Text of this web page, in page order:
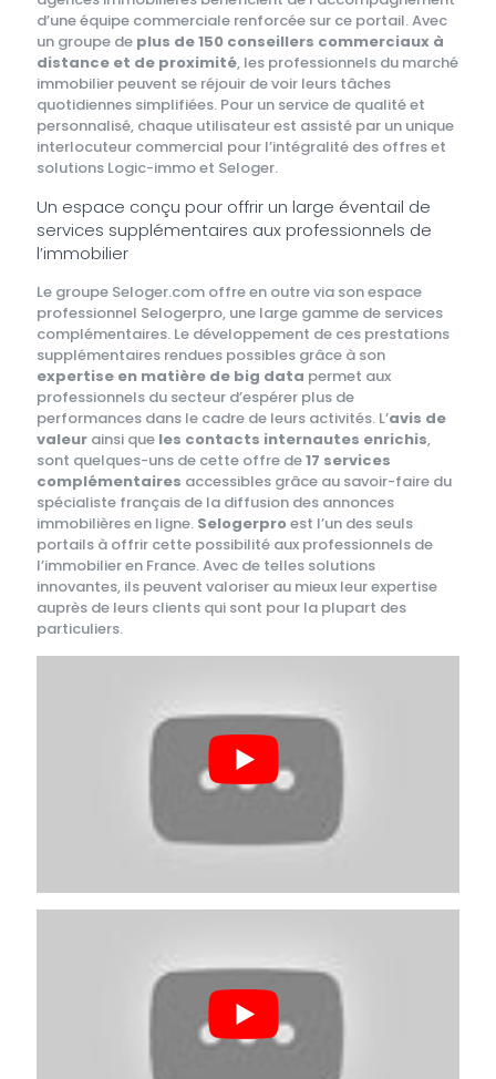
d’une équipe commerciale renforcée sur ce portail. Avec
un groupe de plus de 150 conseillers commerciaux à
distance et de proximité, les professionnels du marché
immobilier peuvent se réjouir de voir leurs tâches
quotidiennes simplifiées. Pour un service de qualité et
personnalisé, chaque utilisateur est assisté par un unique
interlocuteur commercial pour l’intégralité des offres et
solutions Logic-immo et Seloger.
Un espace conçu pour offrir un large éventail de
services supplémentaires aux professionnels de
l’immobilier
Le groupe Seloger.com offre en outre via son espace
professionnel Selogerpro, une large gamme de services
complémentaires. Le développement de ces prestations
supplémentaires rendues possibles grâce à son
expertise en matière de big data permet aux
professionnels du secteur d’espérer plus de
performances dans le cadre de leurs activités. L’avis de
valeur ainsi que les contacts internautes enrichis,
sont quelques-uns de cette offre de17 services
complémentaires accessibles grâce au savoir-faire du
spécialiste français de la diffusion des annonces
immobilières en ligne. Selogerproest l’un des seuls
portails à offrir cette possibilité aux professionnels de
l’immobilier en France. Avec de telles solutions
innovantes, ils peuvent valoriser au mieux leur expertise
auprès de leurs clients qui sont pour la plupart des
particuliers.